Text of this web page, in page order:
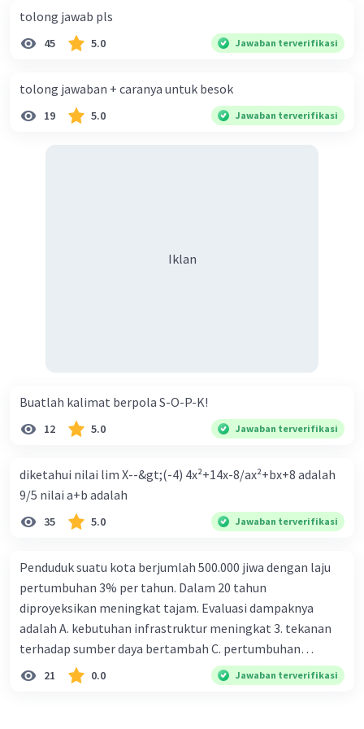
d= 3/3 = 1
= 9
semoga terbantu yaa
Iklan
18 Januari 2024 14:59
Jawaban nya 9
Beri Rating
tolong jawab pls
45 5.0 Jawaban terverifikasi
tolong jawaban + caranya untuk besok
19 5.0 Jawaban terverifikasi
Iklan
Buatlah kalimat berpola S-O-P-K!
12 5.0 Jawaban terverifikasi
diketahui nilai lim X--&gt;(-4) 4x²+14x-8/ax²+bx+8 adalah
9/5 nilai a+b adalah
35 5.0 Jawaban terverifikasi
Penduduk suatu kota berjumlah 500.000 jiwa dengan laju
pertumbuhan 3% per tahun. Dalam 20 tahun
diproyeksikan meningkat tajam. Evaluasi dampaknya
adalah A. kebutuhan infrastruktur meningkat 3. tekanan
terhadap sumber daya bertambah C. pertumbuhan
eksponensial berdampak jangka panjang D. tidak
memengaruhi tata ruang E. proyeksi penduduk penting
21 0.0 Jawaban terverifikasi